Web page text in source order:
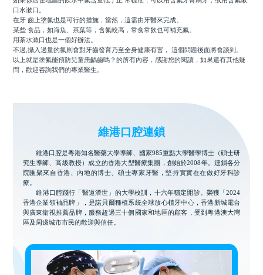
口水漱口。
在牙 齒上塗氟也是可行的措施，當然，這需由牙醫來完成。
某些 食品，如海魚、茶葉等，含氟較高，常食常飲也可補充氟。
用茶水漱口也是一個好辦法。
不過,攝入過量的氟則會對牙齒發育乃至全身健康有害， 這個問題後面將會談到。
以上就是塗氟能預防兒童患齲齒嗎？的所有內容，感謝您的閱讀，如果還有其他疑
問，歡迎咨詢我們的專業醫生。
維港口腔連鎖
維港口腔是粵港知名醫藥大學導師、國家985重點大學醫學博士（碩士研
究生導師、高級教授）成立的香港大型醫療集團，創始於2008年。連鎖各分
院匯聚來自香港、內地的博士、碩士專家牙醫，堅持實實在在做好牙科診
療。
維港口腔踐行「醫道濟世」的大學校訓，十六年穩定開診。榮獲「2024
香港企業領袖品牌」，是諾貝爾種植系統全球放心植牙中心，香港新城電台
與廣東衛視推薦品牌，服務超過三十個國家和地區的顧客，受到粵港澳大灣
區及周邊城市市民的歡迎與信任。